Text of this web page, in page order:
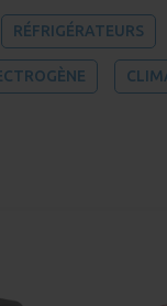
RÉFRIGÉRATEURS